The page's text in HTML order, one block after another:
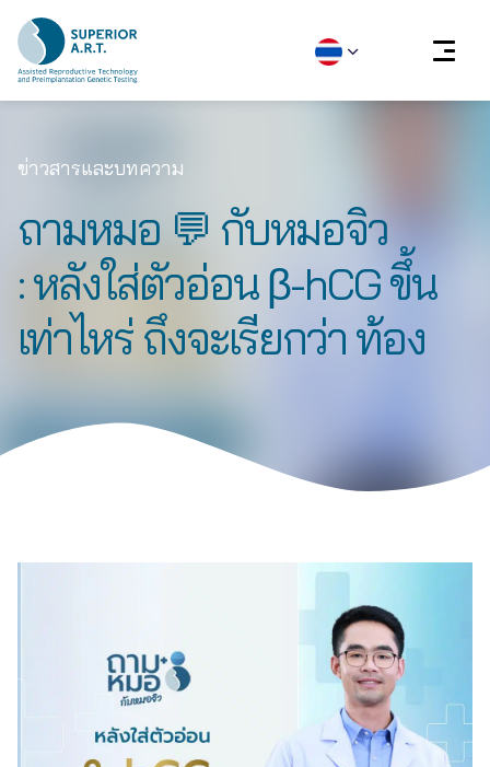
content
ข่าวสารและบทความ
ถามหมอ 💬 กับหมอจิว
: หลังใส่ตัวอ่อน β-hCG ขึ้น
เท่าไหร่ ถึงจะเรียกว่า ท้อง